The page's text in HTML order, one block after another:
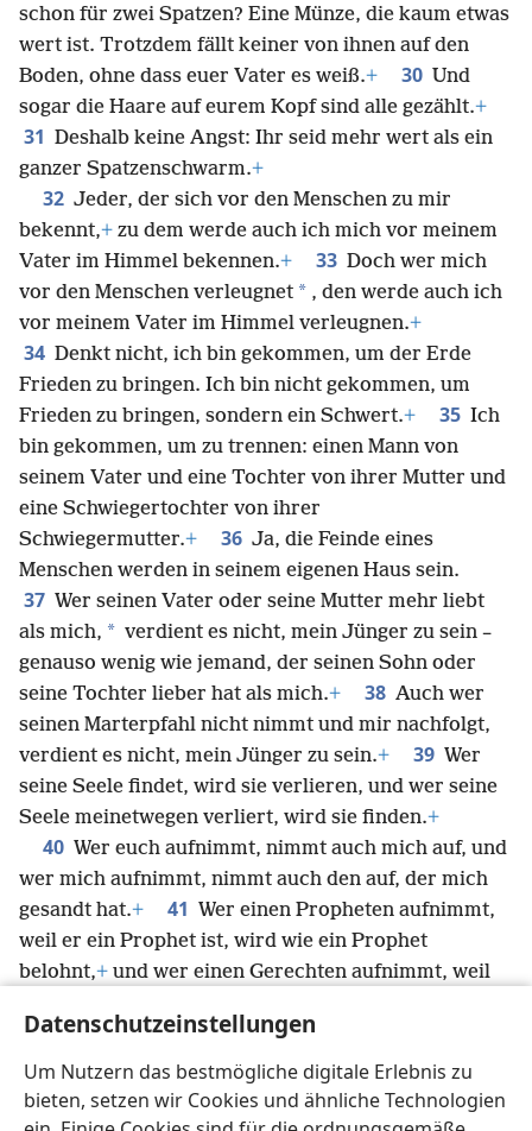
Datenschutzeinstellungen
Um Nutzern das bestmögliche digitale Erlebnis zu
bieten, setzen wir Cookies und ähnliche Technologien
schon für zwei Spatzen? Eine Münze, die kaum etwas
wert ist. Trotzdem fällt keiner von ihnen auf den
Boden, ohne dass euer Vater es weiß.+ 30 Und
sogar die Haare auf eurem Kopf sind alle gezählt.+
31 Deshalb keine Angst: Ihr seid mehr wert als ein
ganzer Spatzenschwarm.+
32 Jeder, der sich vor den Menschen zu mir
bekennt,+ zu dem werde auch ich mich vor meinem
Vater im Himmel bekennen.+ 33 Doch wer mich
vor den Menschen verleugnet * , den werde auch ich
vor meinem Vater im Himmel verleugnen.+
34 Denkt nicht, ich bin gekommen, um der Erde
Frieden zu bringen. Ich bin nicht gekommen, um
Frieden zu bringen, sondern ein Schwert.+ 35 Ich
bin gekommen, um zu trennen: einen Mann von
seinem Vater und eine Tochter von ihrer Mutter und
eine Schwiegertochter von ihrer
Schwiegermutter.+ 36 Ja, die Feinde eines
Menschen werden in seinem eigenen Haus sein.
37 Wer seinen Vater oder seine Mutter mehr liebt
als mich, * verdient es nicht, mein Jünger zu sein –
genauso wenig wie jemand, der seinen Sohn oder
seine Tochter lieber hat als mich.+ 38 Auch wer
seinen Marterpfahl nicht nimmt und mir nachfolgt,
verdient es nicht, mein Jünger zu sein.+ 39 Wer
seine Seele findet, wird sie verlieren, und wer seine
Seele meinetwegen verliert, wird sie finden.+
40 Wer euch aufnimmt, nimmt auch mich auf, und
wer mich aufnimmt, nimmt auch den auf, der mich
gesandt hat.+ 41 Wer einen Propheten aufnimmt,
weil er ein Prophet ist, wird wie ein Prophet
belohnt,+ und wer einen Gerechten aufnimmt, weil
belohnt. 42 Und wer einem von diesen Kleinen
einfach nur einen Becher kaltes Wasser zu trinken
gibt, weil er ein Jünger ist, wird seine Belohnung auf